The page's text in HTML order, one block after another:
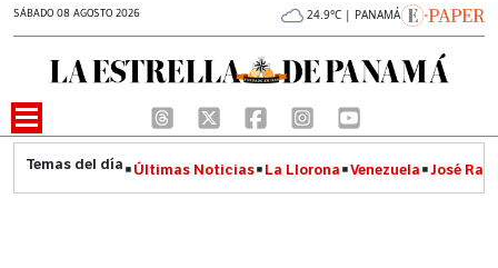
SÁBADO 08 AGOSTO 2026 24.9°C | PANAMÁ
Últimas Noticias La Llorona Venezuela José